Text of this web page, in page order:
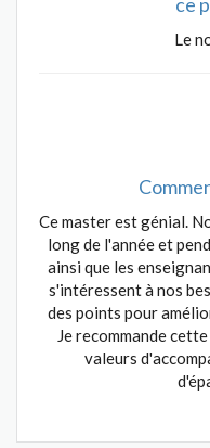
Le
Ce master est génial.
long de l'année et
ainsi que les
s'intéressent à nos
des points pour
Je recommande
valeurs